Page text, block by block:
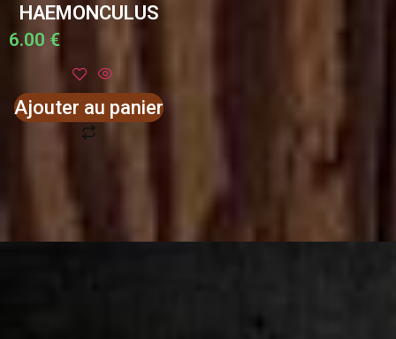
HAEMONCULUS
6.00 €
Ajouter au panier